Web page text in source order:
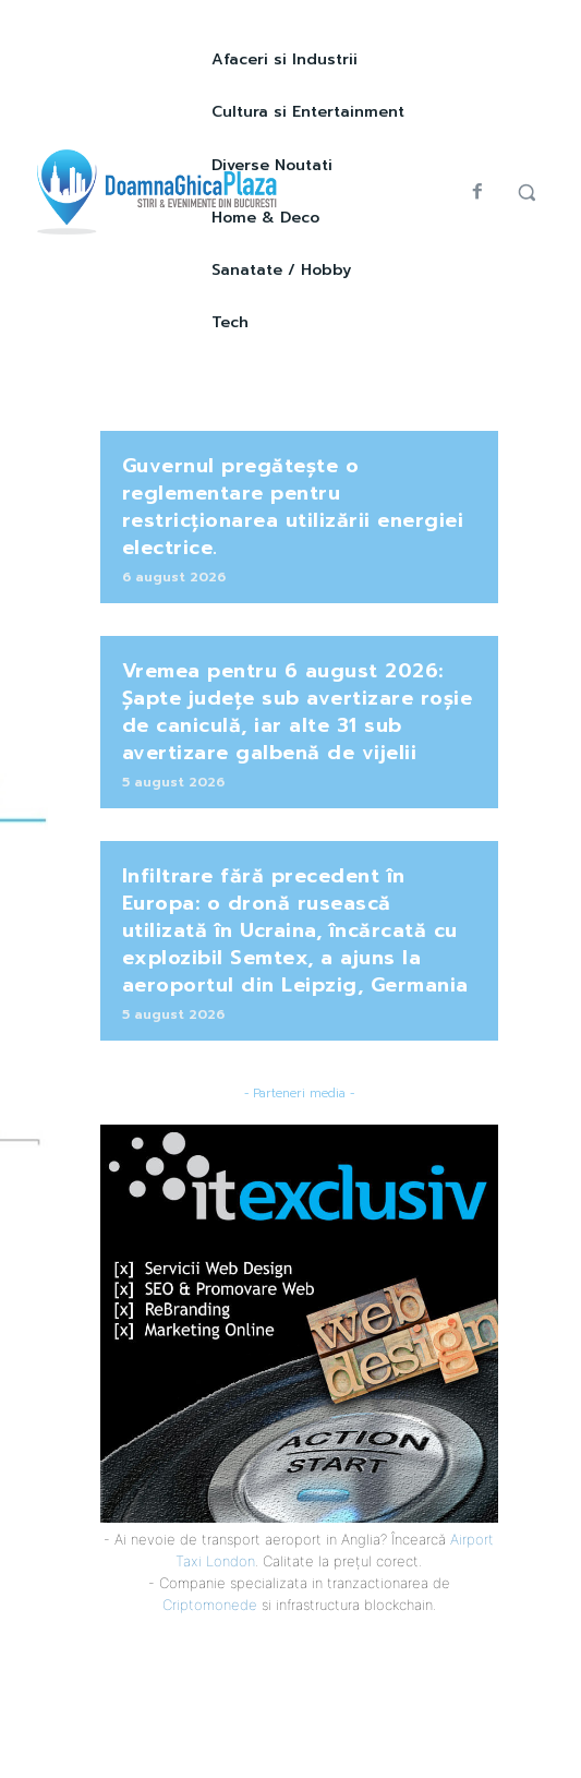
Afaceri si Industrii
Cultura si Entertainment
Diverse Noutati
Home & Deco
Sanatate / Hobby
Tech
Guvernul pregătește o
reglementare pentru
restricționarea utilizării energiei
electrice.
6 august 2026
Vremea pentru 6 august 2026:
Șapte județe sub avertizare roșie
de caniculă, iar alte 31 sub
avertizare galbenă de vijelii
5 august 2026
Infiltrare fără precedent în
Europa: o dronă rusească
utilizată în Ucraina, încărcată cu
explozibil Semtex, a ajuns la
aeroportul din Leipzig, Germania
5 august 2026
- Parteneri media -
- Ai nevoie de transport aeroport in Anglia? Încearcă Airport
Taxi London . Calitate la prețul corect.
- Companie specializata in tranzactionarea de
Criptomonede si infrastructura blockchain.